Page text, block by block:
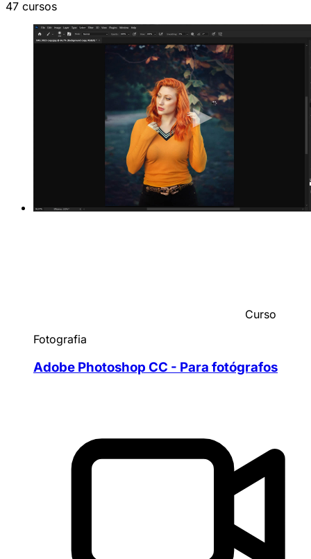
47 cursos
Curso
Fotografia
Adobe Photoshop CC - Para fotógrafos